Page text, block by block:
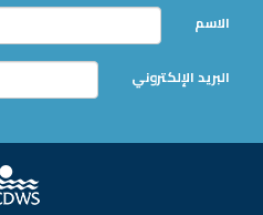
الاسم
البريد الإلكتروني